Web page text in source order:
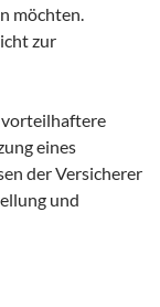
möchten.
zur
vorteilhaftere
eines
der Versicherer
und